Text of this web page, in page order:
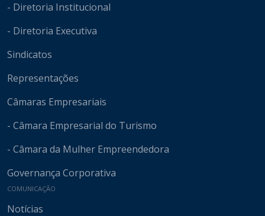
- Diretoria Institucional
- Diretoria Executiva
Sindicatos
Representações
Câmaras Empresariais
- Câmara Empresarial do Turismo
- Câmara da Mulher Empreendedora
Governança Corporativa
COMUNICAÇÃO
Notícias